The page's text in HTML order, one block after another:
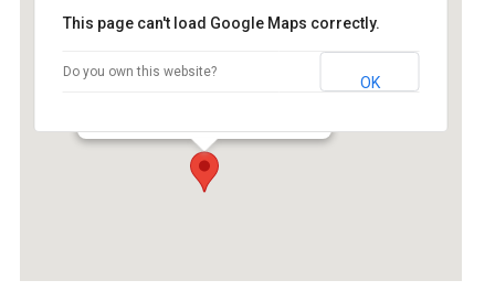
This page can't load Google Maps correctly.
Do you own this website?
OK